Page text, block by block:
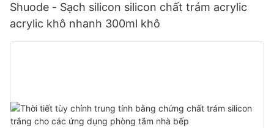
Shuode - Sạch silicon silicon chất trám acrylic
acrylic khô nhanh 300ml khô